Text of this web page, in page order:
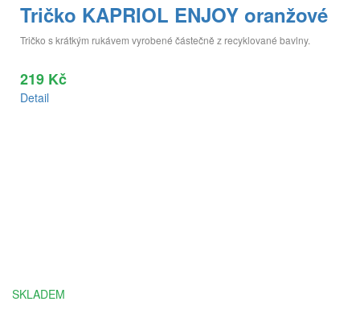
Tričko KAPRIOL ENJOY oranžové
Tričko s krátkým rukávem vyrobené částečně z recyklované bavlny.
219 Kč
Detail
SKLADEM